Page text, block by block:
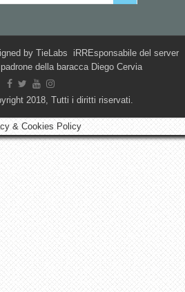
by TieLabs iRREsponsabile del server
della baracca Diego Cervia
2018, Tutti i diritti riservati.
& Cookies Policy